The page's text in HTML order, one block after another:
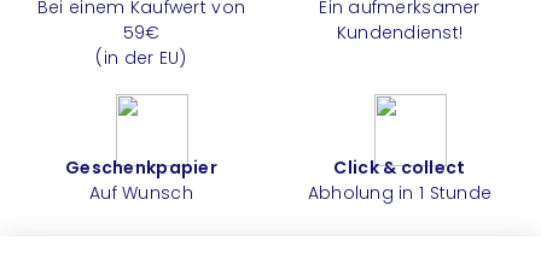
Bei einem Kaufwert von
59€
(in der EU)
Ein aufmerksamer
Kundendienst!
Geschenkpapier
Auf Wunsch
Click & collect
Abholung in 1 Stunde